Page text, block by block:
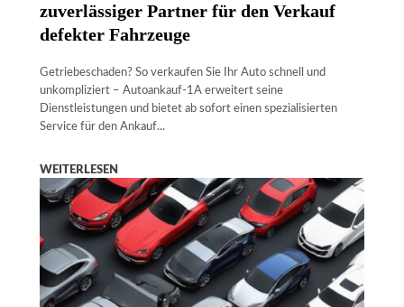
zuverlässiger Partner für den Verkauf
defekter Fahrzeuge
Getriebeschaden? So verkaufen Sie Ihr Auto schnell und
unkompliziert – Autoankauf-1A erweitert seine
Dienstleistungen und bietet ab sofort einen spezialisierten
Service für den Ankauf...
WEITERLESEN